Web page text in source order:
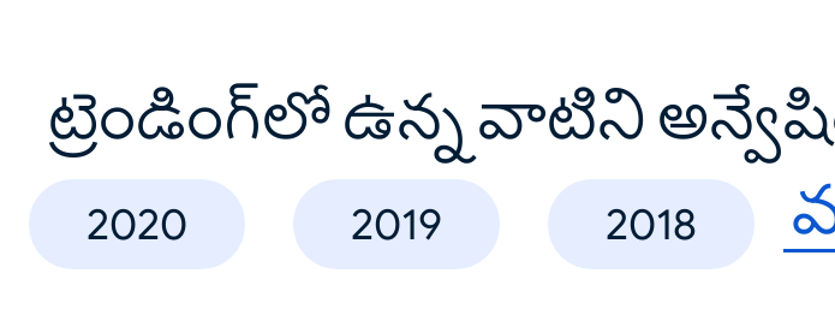
ట్రెండింగ్‌లో ఉన్న వాటిని
2020 2019 2018